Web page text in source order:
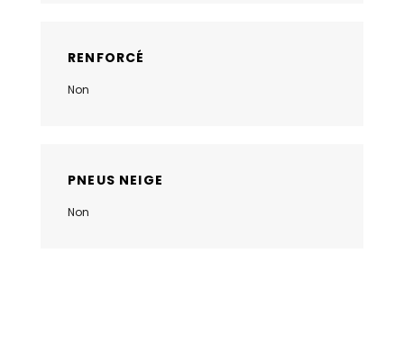
RENFORCÉ
Non
PNEUS NEIGE
Non